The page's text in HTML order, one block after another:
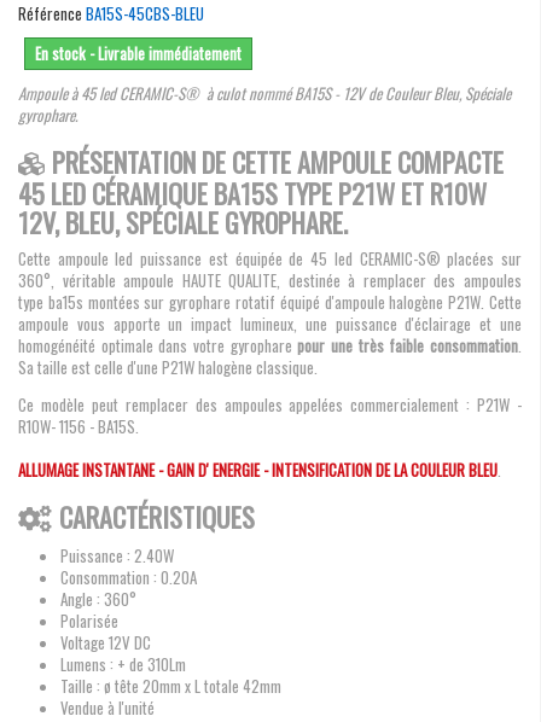
Référence BA15S-45CBS-BLEU
En stock - Livrable immédiatement
Ampoule à 45 led CERAMIC-S® à culot nommé BA15S - 12V de Couleur Bleu, Spéciale
gyrophare.
PRÉSENTATION DE CETTE AMPOULE COMPACTE
45 LED CÉRAMIQUE BA15S TYPE P21W ET R10W
12V, BLEU, SPÉCIALE GYROPHARE.
Cette ampoule led puissance est équipée de 45 led CERAMIC-S® placées sur
360°, véritable ampoule HAUTE QUALITE, destinée à remplacer des ampoules
type ba15s montées sur gyrophare rotatif équipé d'ampoule halogène P21W. Cette
ampoule vous apporte un impact lumineux, une puissance d'éclairage et une
homogénéité optimale dans votre gyropharepour une très faible consommation.
Sa taille est celle d'une P21W halogène classique.
Ce modèle peut remplacer des ampoules appelées commercialement : P21W -
R10W- 1156 - BA15S.
ALLUMAGE INSTANTANE - GAIN D' ENERGIE - INTENSIFICATION DE LA COULEUR BLEU.
CARACTÉRISTIQUES
Puissance : 2.40W
Consommation : 0.20A
Angle : 360°
Polarisée
Voltage 12V DC
Lumens : + de 310Lm
Taille : ø tête 20mm x L totale 42mm
Vendue à l'unité